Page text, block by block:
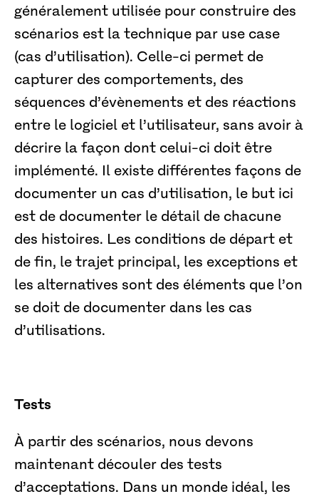
généralement utilisée pour construire des
scénarios est la technique par use case
(cas d’utilisation). Celle-ci permet de
capturer des comportements, des
séquences d’évènements et des réactions
entre le logiciel et l’utilisateur, sans avoir à
décrire la façon dont celui-ci doit être
implémenté. Il existe différentes façons de
documenter un cas d’utilisation, le but ici
est de documenter le détail de chacune
des histoires. Les conditions de départ et
de fin, le trajet principal, les exceptions et
les alternatives sont des éléments que l’on
se doit de documenter dans les cas
d’utilisations.
Tests
À partir des scénarios, nous devons
maintenant découler des tests
d’acceptations. Dans un monde idéal, les